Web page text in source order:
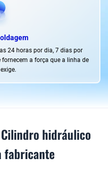
24 horas por dia, 7 dias por
a força que a linha de
hidráulico
fabricante